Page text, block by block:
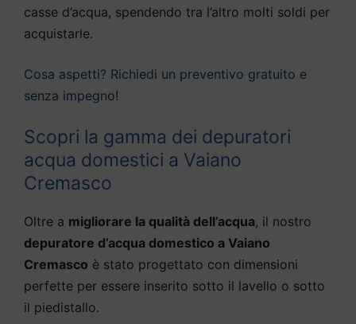
casse d’acqua, spendendo tra l’altro molti soldi per
acquistarle.
Cosa aspetti? Richiedi un preventivo gratuito e
senza impegno!
Scopri la gamma dei depuratori
acqua domestici a Vaiano
Cremasco
Oltre a migliorare la qualità dell’acqua, il nostro
depuratore d’acqua domestico a Vaiano
Cremasco è stato progettato con dimensioni
perfette per essere inserito sotto il lavello o sotto
il piedistallo.